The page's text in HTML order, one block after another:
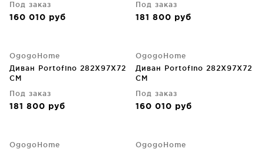
Под заказ
160 010 руб
Под заказ
181 800 руб
OgogoHome
Диван Portofino 282X97X72
CM
Под заказ
181 800 руб
OgogoHome
Диван Portofino 282X97X72
CM
Под заказ
160 010 руб
OgogoHome
OgogoHome